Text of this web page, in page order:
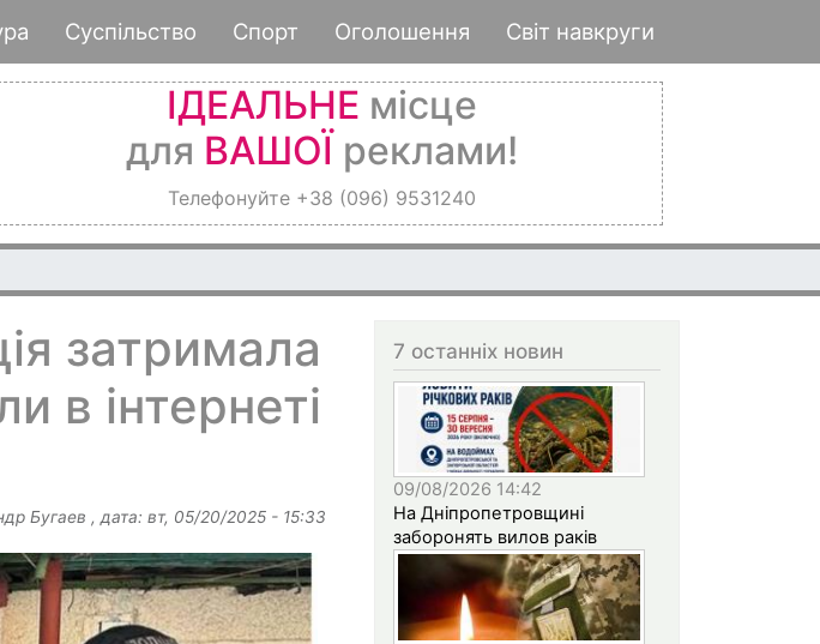
до
основного
Суспільство Спорт Оголошення Світ навкруги
ІДЕАЛЬНЕ місце
для ВАШОЇ реклами!
Телефонуйте +38 (096) 9531240
затримала
в інтернеті
Бугаев , дата: вт, 05/20/2025 - 15:33
7 останніх новин
09/08/2026 14:42
На Дніпропетровщині
заборонять вилов раків